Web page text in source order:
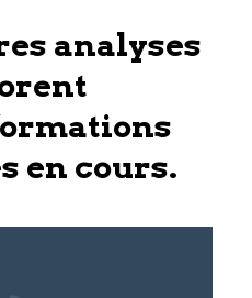
analyses
en cours.